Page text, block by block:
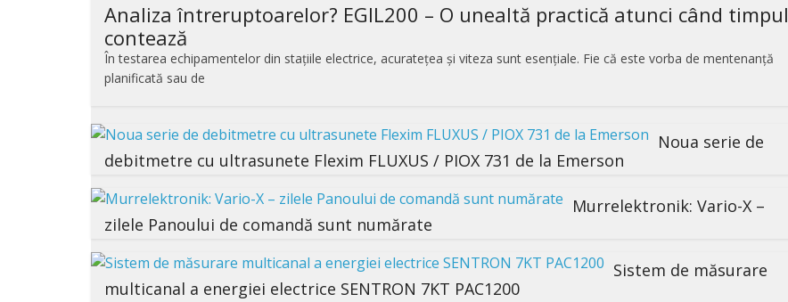
Analiza întreruptoarelor? EGIL200 – O unealtă practică atunci când timpul
contează
În testarea echipamentelor din stațiile electrice, acuratețea și viteza sunt esențiale. Fie că este vorba de mentenanță
planificată sau de
Noua serie de
debitmetre cu ultrasunete Flexim FLUXUS / PIOX 731 de la Emerson
Murrelektronik: Vario-X –
zilele Panoului de comandă sunt numărate
Sistem de măsurare
multicanal a energiei electrice SENTRON 7KT PAC1200